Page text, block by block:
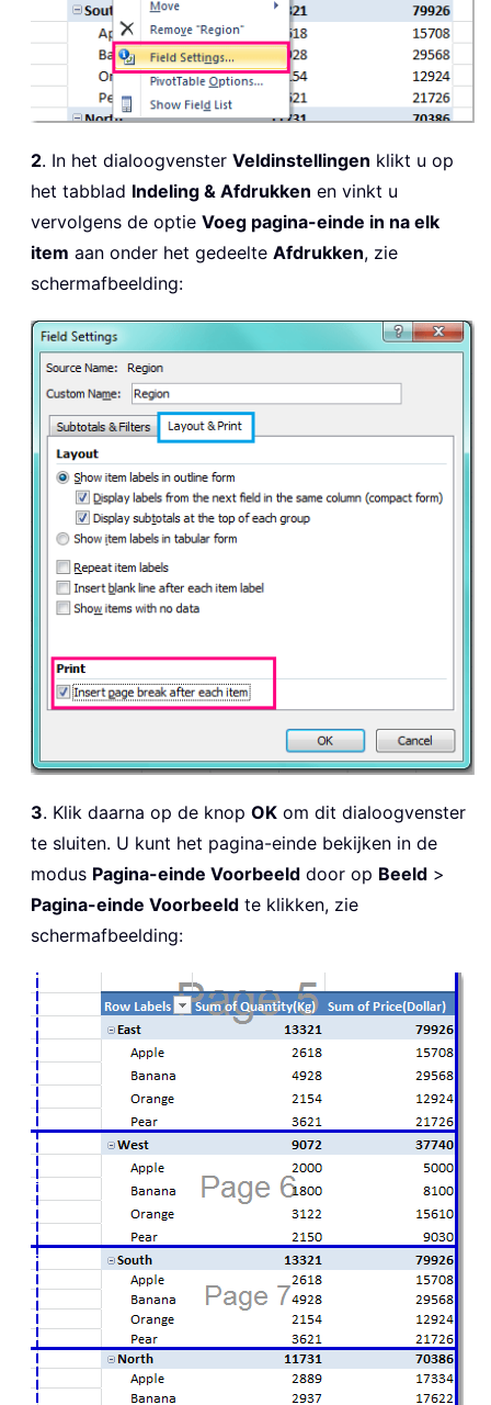
2. In het dialoogvenster Veldinstellingen klikt u op
het tabblad Indeling & Afdrukken en vinkt u
vervolgens de optie Voeg pagina-einde in na elk
item aan onder het gedeelte Afdrukken, zie
schermafbeelding:
3. Klik daarna op de knop OK om dit dialoogvenster
te sluiten. U kunt het pagina-einde bekijken in de
modus Pagina-einde Voorbeeld door op Beeld >
Pagina-einde Voorbeeld te klikken, zie
schermafbeelding: